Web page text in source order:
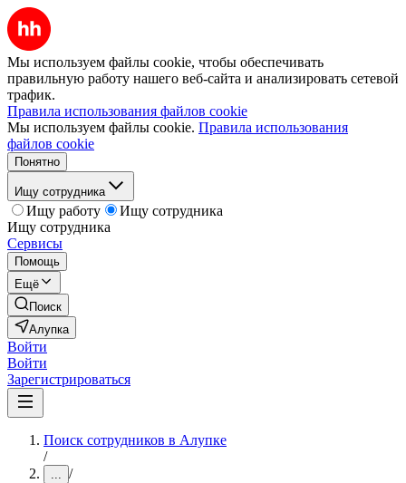
Мы используем файлы cookie, чтобы обеспечивать
правильную работу нашего веб-сайта и анализировать сетевой
трафик.
Правила использования файлов cookie
Мы используем файлы cookie. Правила использования
файлов cookie
Понятно
Ищу сотрудника
Ищу работу
Ищу сотрудника
Ищу сотрудника
Сервисы
Помощь
Ещё
Поиск
Алупка
Войти
Войти
Зарегистрироваться
Поиск сотрудников в Алупке
/
... /